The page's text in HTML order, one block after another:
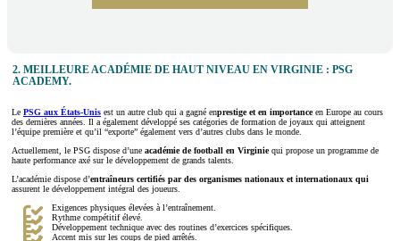
2. MEILLEURE ACADÉMIE DE HAUT NIVEAU EN VIRGINIE : PSG
ACADEMY.
Le PSG aux États-Unis est un autre club qui a gagné enprestige et en importanceen Europe au cours
des dernières années. Il a également développé ses catégories de formation de joyaux qui atteignent
l’équipe première et qu’il “exporte” également vers d’autres clubs dans le monde.
Actuellement, le PSG dispose d’une académie de football en Virginiequi propose un programme de
haute performance axé sur le développement de grands talents.
L’académie dispose d’entraîneurs certifiés par des organismes nationaux et internationaux qui
assurent le développement intégral des joueurs.
Exigences physiques élevées à l’entraînement.
Rythme compétitif élevé.
Développement technique avec des routines d’exercices spécifiques.
Accent mis sur les coups de pied arrêtés.